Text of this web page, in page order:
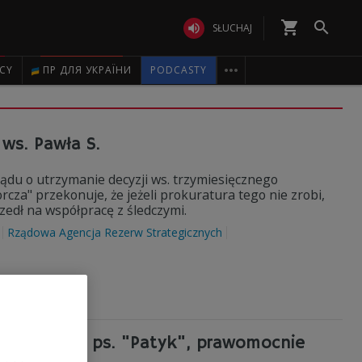
 SŁUCHAJ shopping_cart 
ПР ДЛЯ УКРАЇНИ PODCASTY 
Pawła S.
o utrzymanie decyzji ws. trzymiesięcznego
przekonuje, że jeżeli prokuratura tego nie zrobi,
na współpracę z śledczymi.
Rządowa Agencja Rezerw Strategicznych
Igor M., ps. "Patyk", prawomocnie